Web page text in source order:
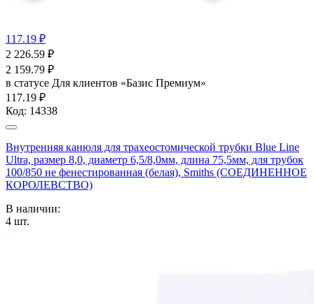
117.19 ₽
2 226.59 ₽
2 159.79 ₽
в статусе Для клиентов «Базис Премиум»
117.19 ₽
Код: 14338
Внутренняя канюля для трахеостомической трубки Blue Line
Ultra, размер 8,0, диаметр 6,5/8,0мм, длина 75,5мм, для трубок
100/850 не фенестированная (белая), Smiths (СОЕДИНЕННОЕ
КОРОЛЕВСТВО)
В наличии:
4 шт.